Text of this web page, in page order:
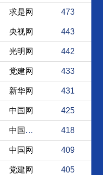
求是网 473
央视网 443
光明网 442
党建网 433
新华网 431
中国网 425
中国台湾网 418
中国网 409
党建网 405